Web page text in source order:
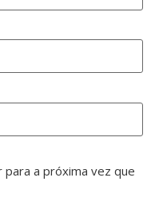
a próxima vez que